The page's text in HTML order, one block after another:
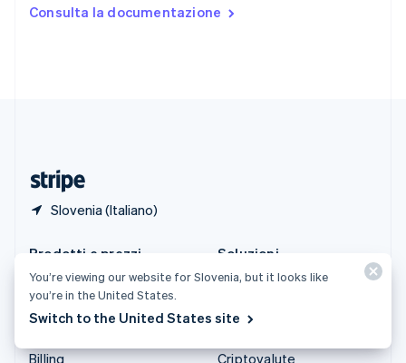
Consulta la documentazione
Slovenia (Italiano)
English Español简体中文
Prodotti e prezzi
Tariffe
Atlas
Billing
Soluzioni
Aziende
Criptovalute
You’re viewing our website for Slovenia, but it looks like
you’re in the United States.
Switch to the United States site